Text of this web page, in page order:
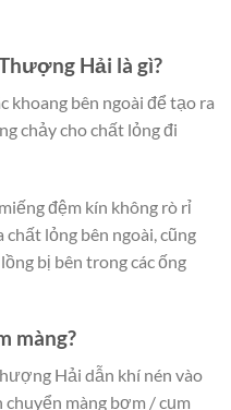
Hải là gì?
khoang bên ngoài để tạo ra
chảy cho chất lỏng đi
đệm kín không rò rỉ
chất lỏng bên ngoài, cũng
bị bên trong các ống
màng?
Hải dẫn khí nén vào
màng bơm / cụm